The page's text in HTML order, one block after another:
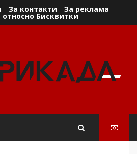
За контакти За реклама
Бисквитки